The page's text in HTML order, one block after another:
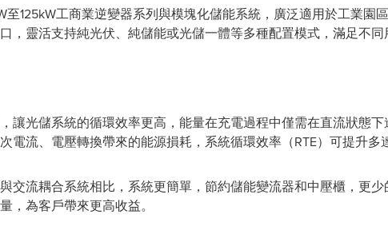
125kW工商業逆變器系列與模塊化儲能系統，廣泛適用於工業園
，靈活支持純光伏、純儲能或光儲一體等多種配置模式，滿足不同
讓光儲系統的循環效率更高，能量在充電過程中僅需在直流狀態
流、電壓轉換帶來的能源損耗，系統循環效率（RTE）可提升多達
交流耦合系統相比，系統更簡單，節約儲能變流器和中壓櫃，更
，為客戶帶來更高收益。